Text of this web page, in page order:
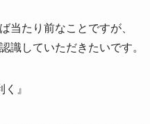
当たり前なことですが、
識していただきたいです。
』